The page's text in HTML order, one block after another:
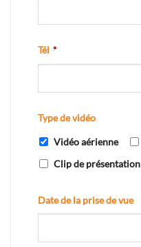
Tél *
Type de vidéo
Vidéo aérienne
Clip de présentation
Date de la prise de vue